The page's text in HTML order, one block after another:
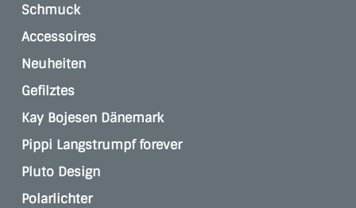
Schmuck
Accessoires
Neuheiten
Gefilztes
Kay Bojesen Dänemark
Pippi Langstrumpf forever
Pluto Design
Polarlichter